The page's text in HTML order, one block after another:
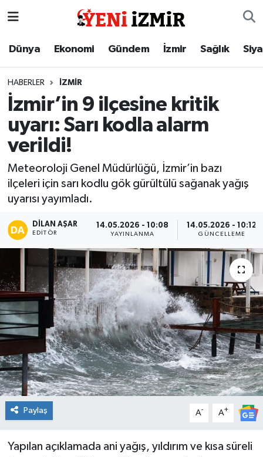
Dünya Ekonomi Gündem İzmir Sağlık
HABERLER İZMIR
İzmir’in 9 ilçesine kritik
uyarı: Sarı kodla alarm
verildi!
Meteoroloji Genel Müdürlüğü, İzmir’in bazı
ilçeleri için sarı kodlu gök gürültülü sağanak yağış
uyarısı yayımladı.
DILAN AŞAR
EDITÖR
14.05.2026 - 10:08
YAYINLANMA
14.05.2026 - 10:12
GÜNCELLEME
Paylaş A- A+
Yapılan açıklamada ani yağış, yıldırım ve kısa süreli
Dünya
Gündem
İzmir
Sağlık
Magazin
Resmi İlanlar
Spor
Teknoloji
Tatil ve Seyahat
Çevre
Okul Gazetesi
İzmir Nöbetçi Eczaneler
İzmir Namaz Vakitleri
İzmir Trafik Yoğunluk Haritası
Süper Lig Puan Durumu ve Fikstür
Tüm Manşetler
Son Dakika Haberleri
Haber Arşivi